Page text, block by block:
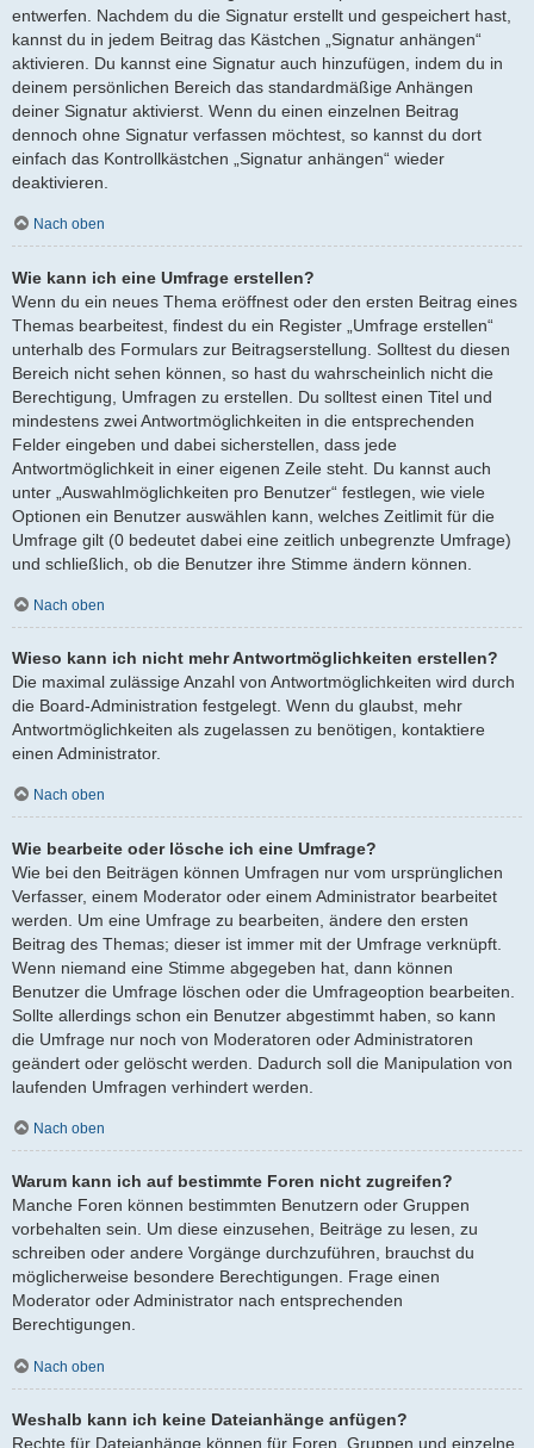
entwerfen. Nachdem du die Signatur erstellt und gespeichert hast,
kannst du in jedem Beitrag das Kästchen „Signatur anhängen“
aktivieren. Du kannst eine Signatur auch hinzufügen, indem du in
deinem persönlichen Bereich das standardmäßige Anhängen
deiner Signatur aktivierst. Wenn du einen einzelnen Beitrag
dennoch ohne Signatur verfassen möchtest, so kannst du dort
einfach das Kontrollkästchen „Signatur anhängen“ wieder
deaktivieren.
Nach oben
Wie kann ich eine Umfrage erstellen?
Wenn du ein neues Thema eröffnest oder den ersten Beitrag eines
Themas bearbeitest, findest du ein Register „Umfrage erstellen“
unterhalb des Formulars zur Beitragserstellung. Solltest du diesen
Bereich nicht sehen können, so hast du wahrscheinlich nicht die
Berechtigung, Umfragen zu erstellen. Du solltest einen Titel und
mindestens zwei Antwortmöglichkeiten in die entsprechenden
Felder eingeben und dabei sicherstellen, dass jede
Antwortmöglichkeit in einer eigenen Zeile steht. Du kannst auch
unter „Auswahlmöglichkeiten pro Benutzer“ festlegen, wie viele
Optionen ein Benutzer auswählen kann, welches Zeitlimit für die
Umfrage gilt (0 bedeutet dabei eine zeitlich unbegrenzte Umfrage)
und schließlich, ob die Benutzer ihre Stimme ändern können.
Nach oben
Wieso kann ich nicht mehr Antwortmöglichkeiten erstellen?
Die maximal zulässige Anzahl von Antwortmöglichkeiten wird durch
die Board-Administration festgelegt. Wenn du glaubst, mehr
Antwortmöglichkeiten als zugelassen zu benötigen, kontaktiere
einen Administrator.
Nach oben
Wie bearbeite oder lösche ich eine Umfrage?
Wie bei den Beiträgen können Umfragen nur vom ursprünglichen
Verfasser, einem Moderator oder einem Administrator bearbeitet
werden. Um eine Umfrage zu bearbeiten, ändere den ersten
Beitrag des Themas; dieser ist immer mit der Umfrage verknüpft.
Wenn niemand eine Stimme abgegeben hat, dann können
Benutzer die Umfrage löschen oder die Umfrageoption bearbeiten.
Sollte allerdings schon ein Benutzer abgestimmt haben, so kann
die Umfrage nur noch von Moderatoren oder Administratoren
geändert oder gelöscht werden. Dadurch soll die Manipulation von
laufenden Umfragen verhindert werden.
Nach oben
Warum kann ich auf bestimmte Foren nicht zugreifen?
Manche Foren können bestimmten Benutzern oder Gruppen
vorbehalten sein. Um diese einzusehen, Beiträge zu lesen, zu
schreiben oder andere Vorgänge durchzuführen, brauchst du
möglicherweise besondere Berechtigungen. Frage einen
Moderator oder Administrator nach entsprechenden
Berechtigungen.
Nach oben
Weshalb kann ich keine Dateianhänge anfügen?
Rechte für Dateianhänge können für Foren, Gruppen und einzelne